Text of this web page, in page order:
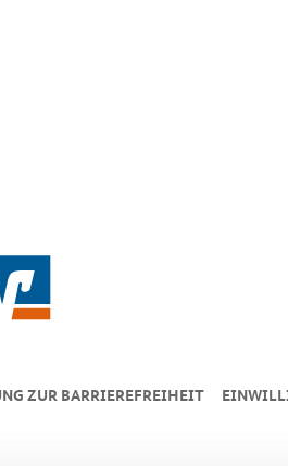
ZUR BARRIEREFREIHEIT